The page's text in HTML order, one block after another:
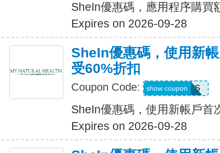
SheIn優惠碼，應用程序購買
Expires on 2026-09-28
SheIn優惠碼，使用新
受60%折扣
Coupon Code: 8EEFS
show coupon
SheIn優惠碼，使用新帳戶首
Expires on 2026-09-28